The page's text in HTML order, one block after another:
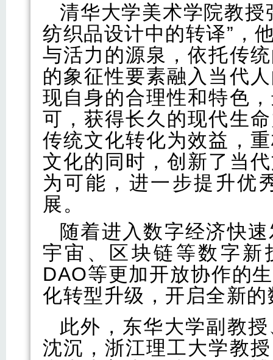
清华大学美术学院教授
纺织品设计中的转译”，
与活力的源泉，依托传
的象征性要素融入当代
现自身的合理性和特色
可，获得长久的现代生
传统文化转化为效益，
文化的同时，创新了当
为可能，进一步提升优
展。
随着进入数字经济快
宇宙、区块链等数字新
DAO等更加开放协作的
化转型升级，开启全新
此外，东华大学副教
沈沉，浙江理工大学教